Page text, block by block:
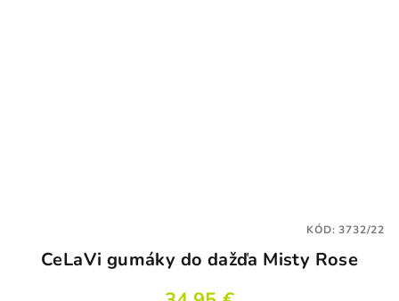
CeLaVi gumáky do dažďa Misty Rose
KÓD:3732/22